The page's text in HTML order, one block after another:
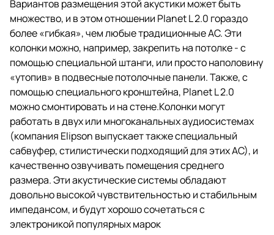
Вариантов размещения этой акустики может быть
множество, и в этом отношении Planet L 2.0 гораздо
более «гибкая», чем любые традиционные АС. Эти
колонки можно, например, закрепить на потолке - с
помощью специальной штанги, или просто наполовину
«утопив» в подвесные потолочные панели. Также, с
помощью специального кронштейна, Planet L 2.0
можно смонтировать и на стене.Колонки могут
работать в двух или многоканальных аудиосистемах
(компания Elipson выпускает также специальный
сабвуфер, стилистически подходящий для этих АС), и
качественно озвучивать помещения среднего
размера. Эти акустические системы обладают
довольно высокой чувствительностью и стабильным
импедансом, и будут хорошо сочетаться с
электроникой популярных марок